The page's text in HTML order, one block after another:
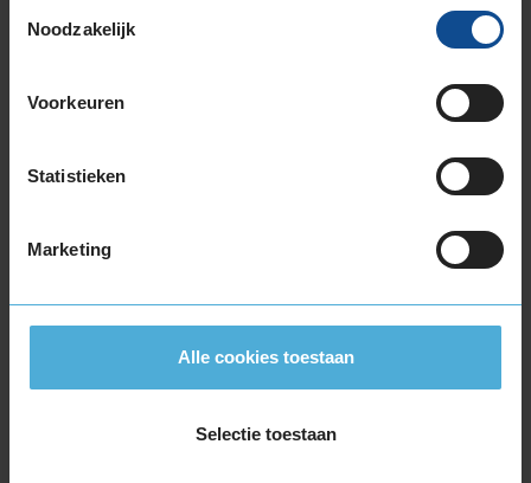
Noodzakelijk
Voorkeuren
Statistieken
Marketing
Alle cookies toestaan
Selectie toestaan
265/35R19 98Y EXTRALOAD
275/35R19 100Y EXTRALOAD
285/35R19 103Y EXTRALOAD
305/30R19 102Y EXTRALOAD